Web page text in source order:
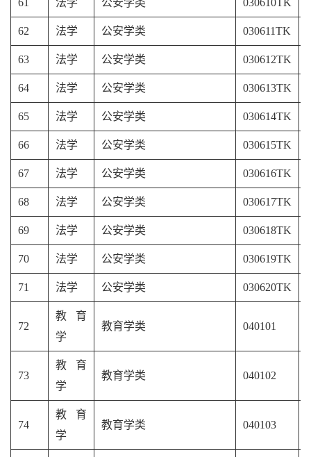
61 法学 公安学类 030610TK
62 法学 公安学类 030611TK
63 法学 公安学类 030612TK
64 法学 公安学类 030613TK
65 法学 公安学类 030614TK
66 法学 公安学类 030615TK
67 法学 公安学类 030616TK
68 法学 公安学类 030617TK
69 法学 公安学类 030618TK
70 法学 公安学类 030619TK
71 法学 公安学类 030620TK
72
教育
学
教育学类 040101
73
教育
学
教育学类 040102
74
教育
学
教育学类 040103